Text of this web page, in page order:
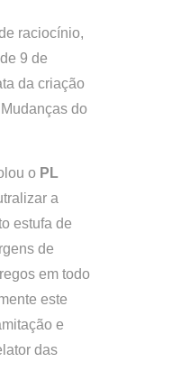
raciocínio,
de 9 de
da criação
do
o PL
a
estufa de
de
em todo
este
e
das